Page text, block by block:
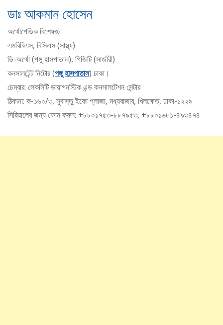
ডাঃ আকমান হোসেন
অর্থোপেডিক বিশেষজ্ঞ
এমবিবিএস, বিসিএস (সাস্থ্য)
ডি-অর্থো (পঙ্গু হাসপাতাল), পিজিটি (সার্জারী)
কনসালটেন্ট নিটোর (পঙ্গু হাসপাতাল) ঢাকা।
চেম্বার: লেকসিটি ডায়াগনস্টিক এন্ড কনসালটেশন সেন্টার
ঠিকানা: ক-১৬০/৩, সুবাস্তু ইকো প্লাজা, মধ্যবাজার, খিলক্ষেত, ঢাকা-১২২৯
সিরিয়ালের জন্য ফোন করুন: +৮৮০১৭৫৩-৮৮৭৯৫৩, +৮৮০১৬৮১-৪৯৩৪৭৪